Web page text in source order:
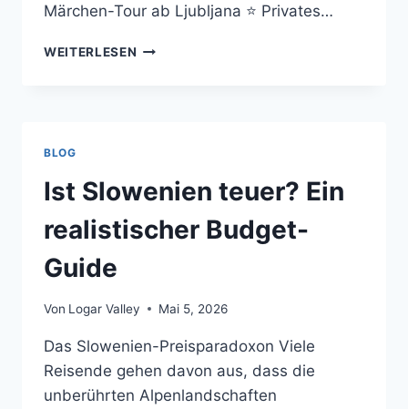
Märchen-Tour ab Ljubljana ⭐ Privates…
WEITERLESEN AUTOFAHREN
BLOG
Ist Slowenien teuer? Ein
realistischer Budget-
Guide
Von Logar Valley Mai 5, 2026
Das Slowenien-Preisparadoxon Viele
Reisende gehen davon aus, dass die
unberührten Alpenlandschaften